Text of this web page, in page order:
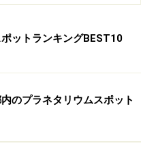
ットランキングBEST10
のプラネタリウムスポット